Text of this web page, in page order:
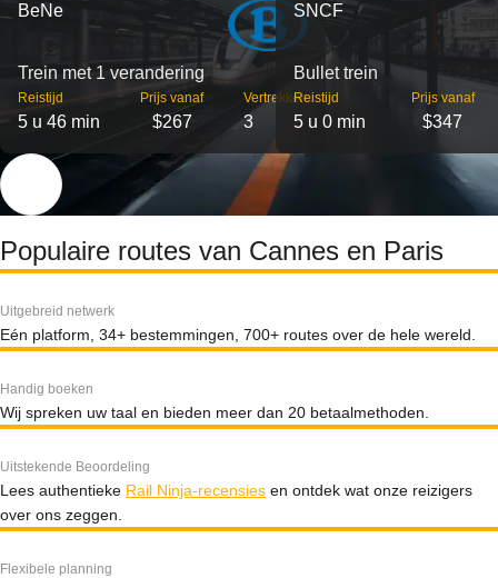
BeNe
Trein met 1 verandering
Reistijd
5 u 46 min
Prijs vanaf
$267
Vertrekken
3
SNCF
Bullet trein
Reistijd
5 u 0 min
Prijs vanaf
$347
Populaire routes van Cannes en Paris
Uitgebreid netwerk
Eén platform, 34+ bestemmingen, 700+ routes over de hele wereld.
Handig boeken
Wij spreken uw taal en bieden meer dan 20 betaalmethoden.
Uitstekende Beoordeling
Lees authentieke Rail Ninja-recensies en ontdek wat onze reizigers
over ons zeggen.
Flexibele planning